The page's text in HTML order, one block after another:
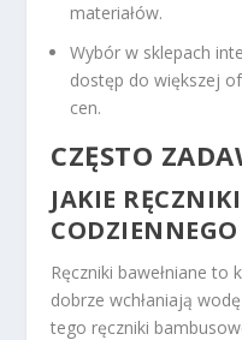
materiałów.
Wybór w sklepach
dostęp do większej
cen.
CZĘSTO
JAKIE
Ręczniki bawełniane to
dobrze wchłaniają
tego ręczniki